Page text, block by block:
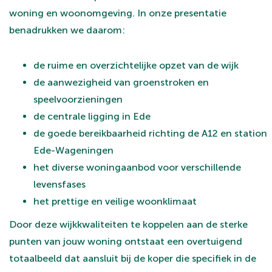
woning en woonomgeving. In onze presentatie
benadrukken we daarom:
de ruime en overzichtelijke opzet van de wijk
de aanwezigheid van groenstroken en
speelvoorzieningen
de centrale ligging in Ede
de goede bereikbaarheid richting de A12 en station
Ede-Wageningen
het diverse woningaanbod voor verschillende
levensfases
het prettige en veilige woonklimaat
Door deze wijkkwaliteiten te koppelen aan de sterke
punten van jouw woning ontstaat een overtuigend
totaalbeeld dat aansluit bij de koper die specifiek in de